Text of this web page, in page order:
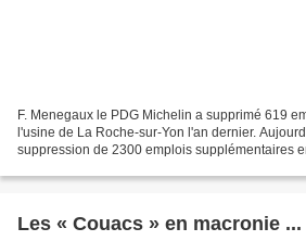
F. Menegaux le PDG Michelin a supprimé 619
l'usine de La Roche-sur-Yon l'an dernier.
suppression de 2300 emplois supplémentaires
Les « Couacs » en macronie ...